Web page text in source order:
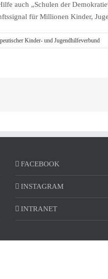
auch „Schulen der
für Millionen Kinder,
Kinder- und Jugendhilfeverbund
FACEBOOK
INSTAGRAM
INTRANET